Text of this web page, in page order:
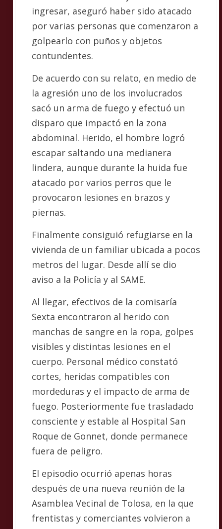
ingresar, aseguró haber sido atacado
por varias personas que comenzaron a
golpearlo con puños y objetos
contundentes.
De acuerdo con su relato, en medio de
la agresión uno de los involucrados
sacó un arma de fuego y efectuó un
disparo que impactó en la zona
abdominal. Herido, el hombre logró
escapar saltando una medianera
lindera, aunque durante la huida fue
atacado por varios perros que le
provocaron lesiones en brazos y
piernas.
Finalmente consiguió refugiarse en la
vivienda de un familiar ubicada a pocos
metros del lugar. Desde allí se dio
aviso a la Policía y al SAME.
Al llegar, efectivos de la comisaría
Sexta encontraron al herido con
manchas de sangre en la ropa, golpes
visibles y distintas lesiones en el
cuerpo. Personal médico constató
cortes, heridas compatibles con
mordeduras y el impacto de arma de
fuego. Posteriormente fue trasladado
consciente y estable al Hospital San
Roque de Gonnet, donde permanece
fuera de peligro.
El episodio ocurrió apenas horas
después de una nueva reunión de la
Asamblea Vecinal de Tolosa, en la que
frentistas y comerciantes volvieron a